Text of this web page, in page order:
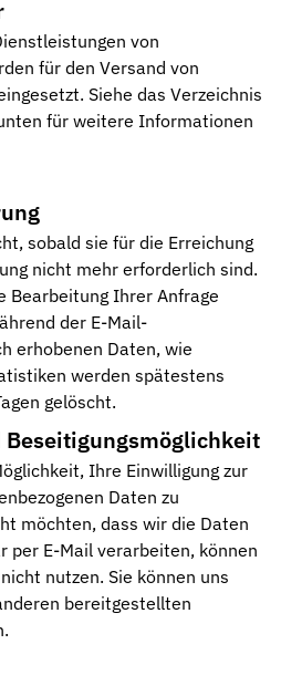
von
für den Versand von
Siehe das Verzeichnis
für weitere Informationen
sobald sie für die Erreichung
nicht mehr erforderlich sind.
Bearbeitung Ihrer Anfrage
der E-Mail-
erhobenen Daten, wie
werden spätestens
gelöscht.
Ihre Einwilligung zur
Daten zu
möchten, dass wir die Daten
per E-Mail verarbeiten, können
nutzen. Sie können uns
bereitgestellten